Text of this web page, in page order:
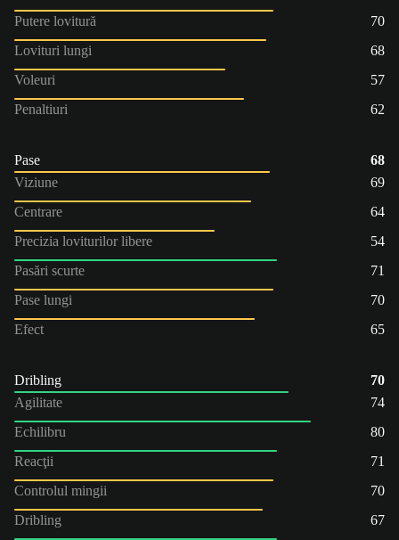
Putere lovitură
70
Lovituri lungi
68
Voleuri
57
Penaltiuri
62
Pase
68
Viziune
69
Centrare
64
Precizia loviturilor libere
54
Pasări scurte
71
Pase lungi
70
Efect
65
Dribling
70
Agilitate
74
Echilibru
80
Reacţii
71
Controlul mingii
70
Dribling
67